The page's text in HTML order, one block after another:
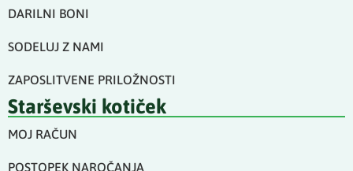
DARILNI BONI
SODELUJ Z NAMI
ZAPOSLITVENE PRILOŽNOSTI
Starševski kotiček
MOJ RAČUN
POSTOPEK NAROČANJA